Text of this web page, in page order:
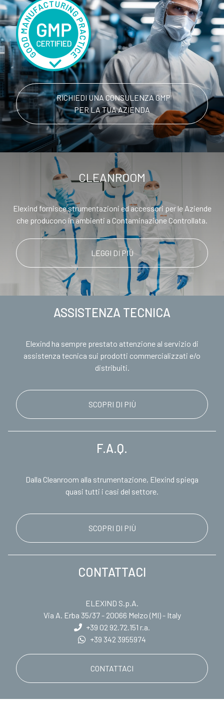
RICHIEDI UNA CONSULENZA GMP
PER LA TUA AZIENDA
CLEANROOM
Elexind fornisce strumentazioni ed accessori per le Aziende
che producono in ambienti a Contaminazione Controllata.
LEGGI DI PIÙ
ASSISTENZA TECNICA
Elexind ha sempre prestato attenzione al servizio di
assistenza tecnica sui prodotti commercializzati e/o
distribuiti.
SCOPRI DI PIÙ
F.A.Q.
Dalla Cleanroom alla strumentazione, Elexind spiega
quasi tutti i casi del settore.
SCOPRI DI PIÙ
CONTATTACI
ELEXIND S.p.A.
Via A. Erba 35/37 - 20066 Melzo (MI) - Italy
+39 02 92.72.151 r.a.
+39 342 3955974
CONTATTACI